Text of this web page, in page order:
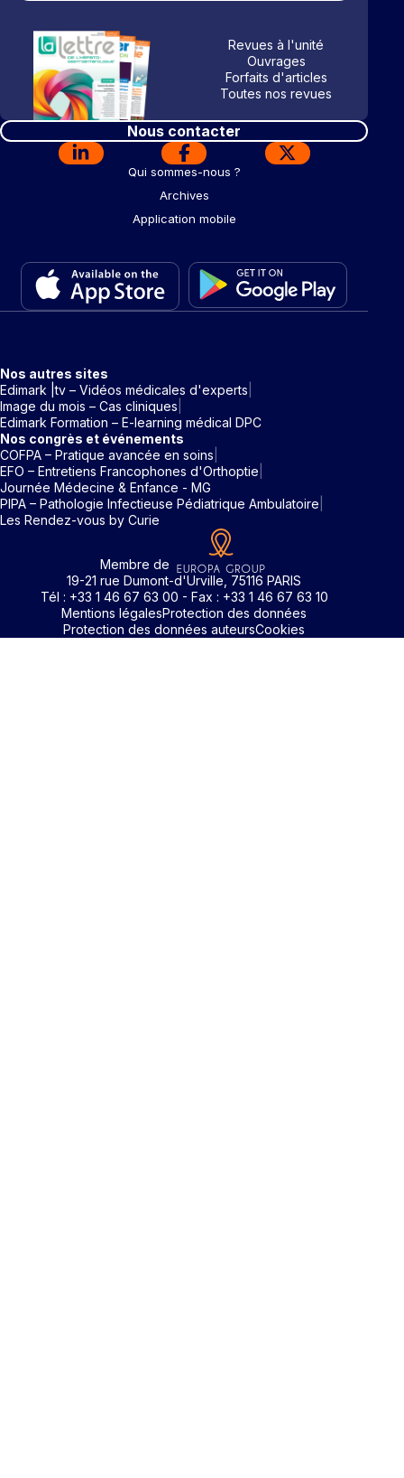
Revues à l'unité
Ouvrages
Forfaits d'articles
Toutes nos revues
Nous contacter
Qui sommes-nous ?
Archives
Application mobile
Nos autres sites
Edimark |tv – Vidéos médicales d'experts
Image du mois – Cas cliniques
Edimark Formation – E-learning médical DPC
Nos congrès et événements
COFPA – Pratique avancée en soins
EFO – Entretiens Francophones d'Orthoptie
Journée Médecine & Enfance - MG
PIPA – Pathologie Infectieuse Pédiatrique Ambulatoire
Les Rendez-vous by Curie
Membre de
19-21 rue Dumont-d'Urville, 75116 PARIS
Tél : +33 1 46 67 63 00 - Fax : +33 1 46 67 63 10
Mentions légalesProtection des données
Protection des données auteursCookies